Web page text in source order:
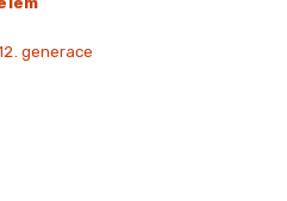
generace